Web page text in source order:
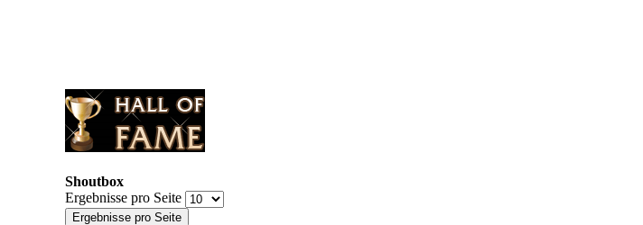
Shoutbox
Ergebnisse pro Seite